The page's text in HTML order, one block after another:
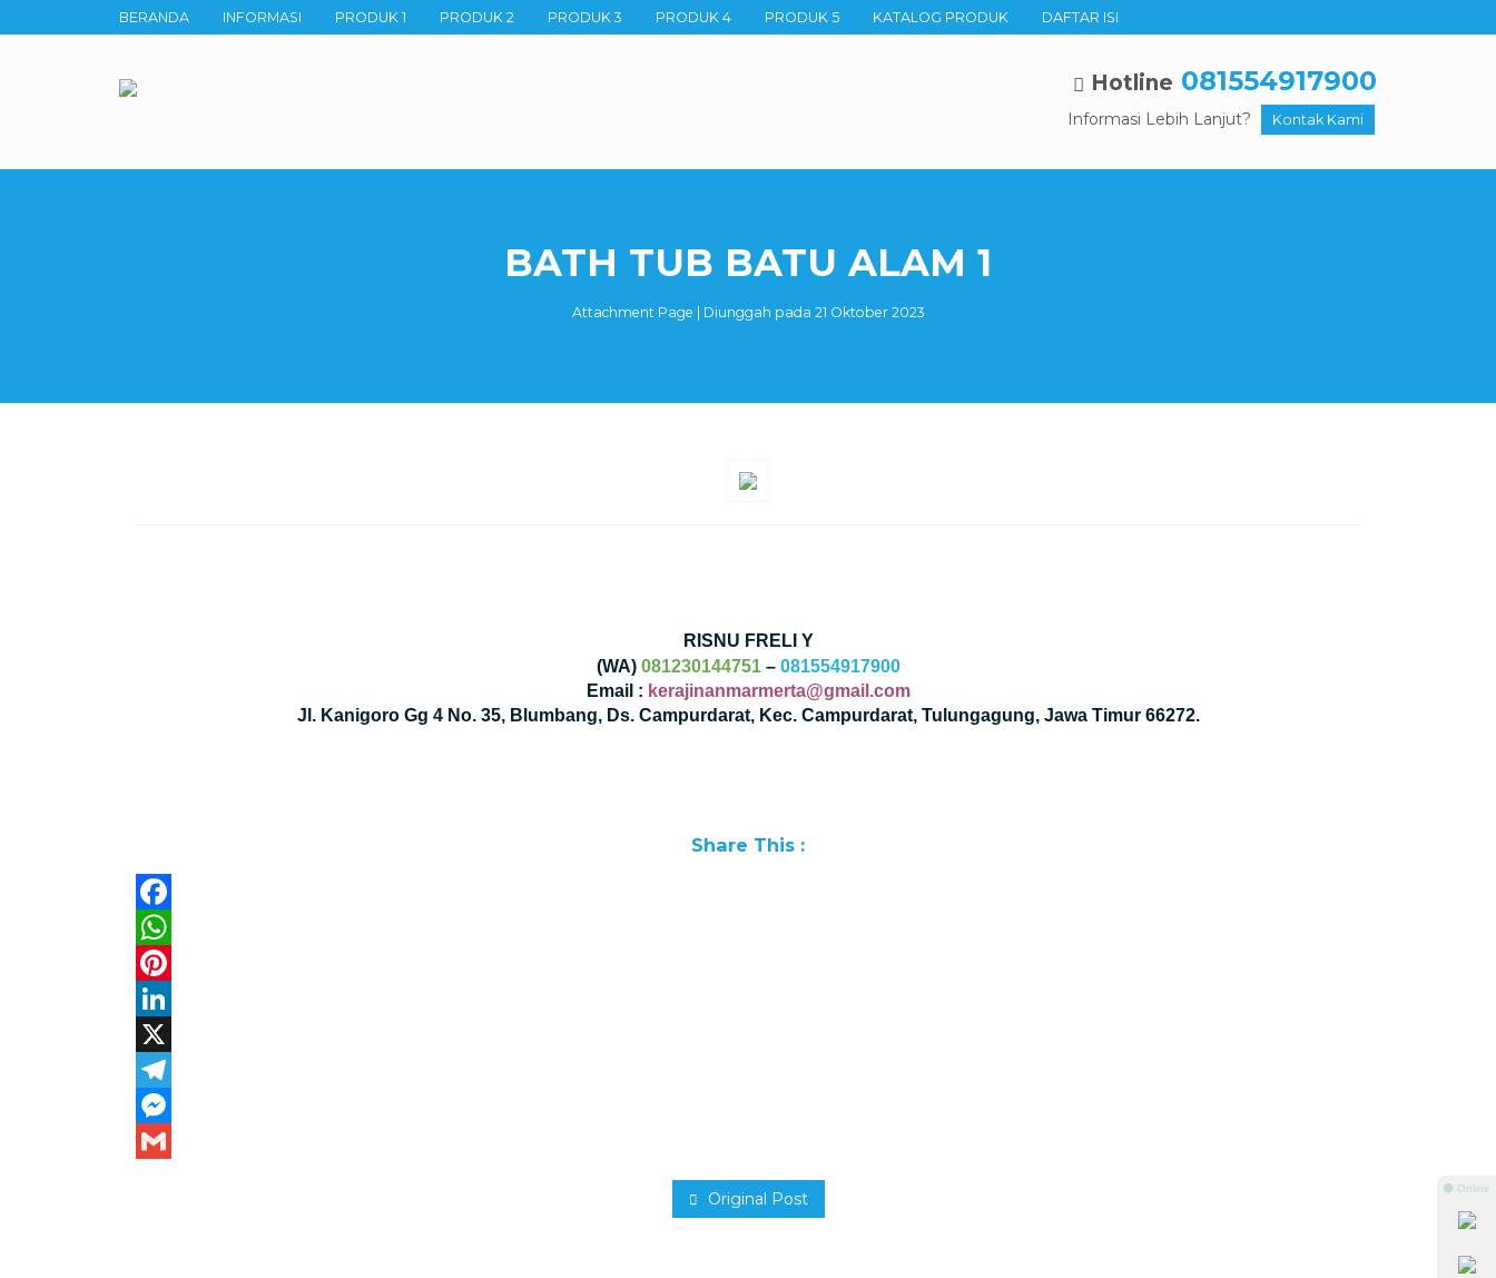
BERANDA INFORMASI PRODUK 1 PRODUK 2 PRODUK 3 PRODUK 4 PRODUK 5 KATALOG PRODUK DAFTAR ISI
Hotline 081554917900
Informasi Lebih Lanjut? Kontak Kami
BATH TUB BATU ALAM 1
Attachment Page | Diunggah pada 21 Oktober 2023
RISNU FRELI Y
(WA) 081230144751– 081554917900
Email : kerajinanmarmerta@gmail.com
Jl. Kanigoro Gg 4 No. 35, Blumbang, Ds. Campurdarat, Kec. Campurdarat, Tulungagung, Jawa Timur 66272.
Share This :
Gmail
Original Post
⚫ Online